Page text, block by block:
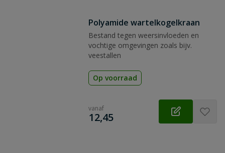
Polyamide wartelkogelkraan
Bestand tegen weersinvloeden en
vochtige omgevingen zoals bijv.
veestallen
Op voorraad
vanaf
€
12,45